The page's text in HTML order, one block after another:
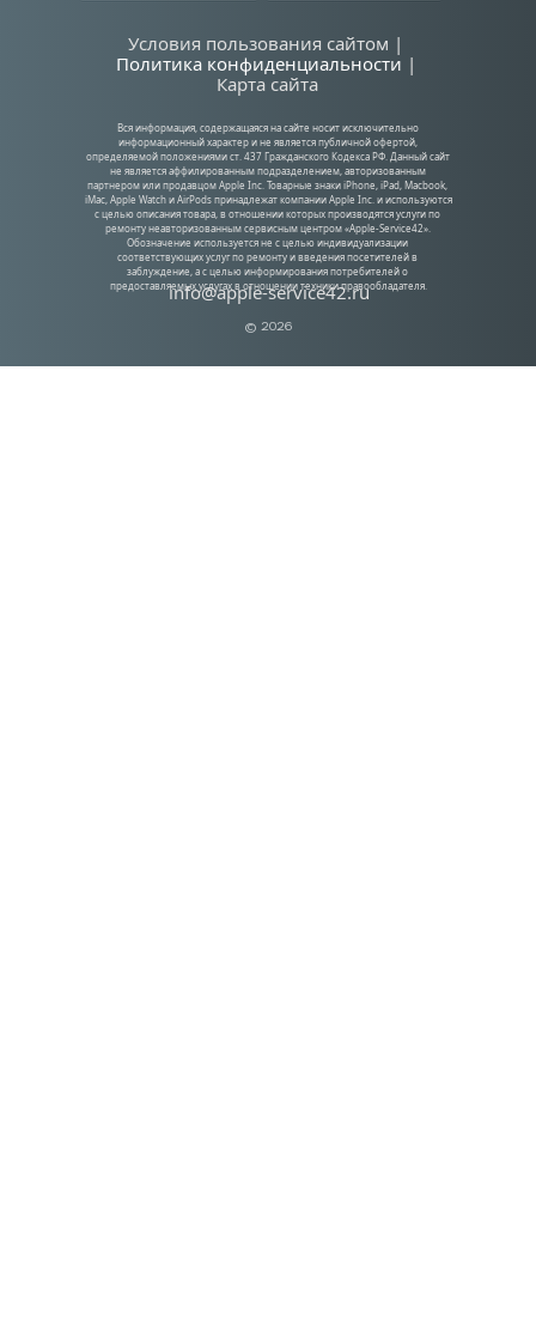
© 2026
info@apple-service42.ru
Вся информация, содержащаяся на сайте носит исключительно
информационный характер и не является публичной офертой,
определяемой положениями ст. 437 Гражданского Кодекса РФ. Данный сайт
не является аффилированным подразделением, авторизованным
партнером или продавцом Apple Inc. Товарные знаки iPhone, iPad, Macbook,
iMac, Apple Watch и AirPods принадлежат компании Apple Inc. и используются
с целью описания товара, в отношении которых производятся услуги по
ремонту неавторизованным сервисным центром «Apple-Service42».
Обозначение используется не с целью индивидуализации
соответствующих услуг по ремонту и введения посетителей в
заблуждение, а с целью информирования потребителей о
предоставляемых услугах в отношении техники правообладателя.
Политика конфиденциальности |
Карта сайта